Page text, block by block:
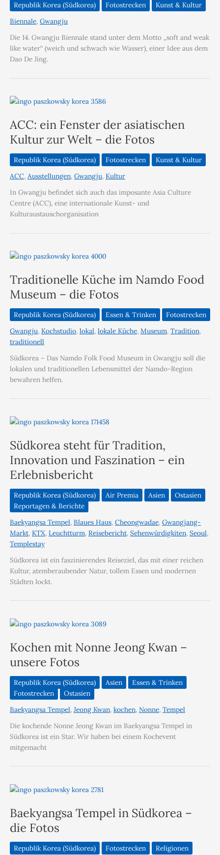
Republik Korea (Südkorea) Fotostrecken
Kunst & Kultur
Biennale, Gwangju
Die 14. Gwangju Biennale stand unter dem Motto „soft and weak
like water“ (weich und schwach wie Wasser), einer Idee aus dem
Dao De Jing.
ACC: ein Fenster der asiatischen
Kultur zur Welt – die Fotos
Republik Korea (Südkorea) Fotostrecken
Kunst & Kultur
ACC, Ausstellungen, Gwangju, Kultur
In Gwangju befindet sich auch das imposante Asia Culture
Centre (ACC), eine internationale Kunst- und
Kulturaustauschorganisation
Traditionelle Küche im Namdo Food
Museum – die Fotos
Republik Korea (Südkorea) Essen & Trinken
Fotostrecken
Gwangju, Kochstudio, lokal, lokale Küche, Museum, Tradition,
traditionell
Südkorea – Das Namdo Folk Food Museum in Gwangju soll die
lokalen und traditionellen Lebensmittel der Namdo-Region
bewahren helfen.
Südkorea steht für Tradition,
Innovation und Faszination – ein
Erlebnisbericht
Republik Korea (Südkorea) Air Premia Asien
Ostasien
Reportagen & Berichte
Baekyangsa Tempel, Blaues Haus, Cheongwadae, Gwangjang-
Markt, KTX, Leuchtturm, Reisebericht, Sehenwürdigkiten, Seoul,
Templestay
Südkorea ist ein faszinierendes Reiseziel, das mit einer reichen
Kultur, atemberaubender Natur, tollem Essen und modernen
Städten lockt.
Kochen mit Nonne Jeong Kwan –
unsere Fotos
Republik Korea (Südkorea) Asien
Essen & Trinken
Fotostrecken
Ostasien
Baekyangsa Tempel, Jeong Kwan, kochen, Nonne, Tempel
Die kochende Nonne Jeong Kwan im Baekyangsa Tempel in
Südkorea ist ein Star. Wir haben bei einem Kochevent
mitgemacht
Baekyangsa Tempel in Südkorea –
die Fotos
Republik Korea (Südkorea) Fotostrecken Religionen